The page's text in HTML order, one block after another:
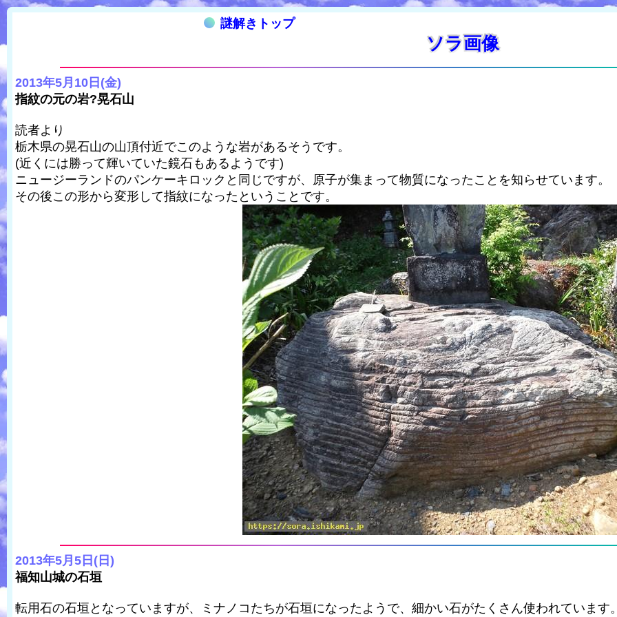
謎解きトップ
ソラ画像
2013年5月10日(金)
指紋の元の岩?晃石山
読者より
栃木県の晃石山の山頂付近でこのような岩があるそうです。
(近くには勝って輝いていた鏡石もあるようです)
ニュージーランドのパンケーキロックと同じですが、原子が集まって物質になったことを知らせています。
その後この形から変形して指紋になったということです。
2013年5月5日(日)
福知山城の石垣
転用石の石垣となっていますが、ミナノコたちが石垣になったようで、細かい石がたくさん使われています